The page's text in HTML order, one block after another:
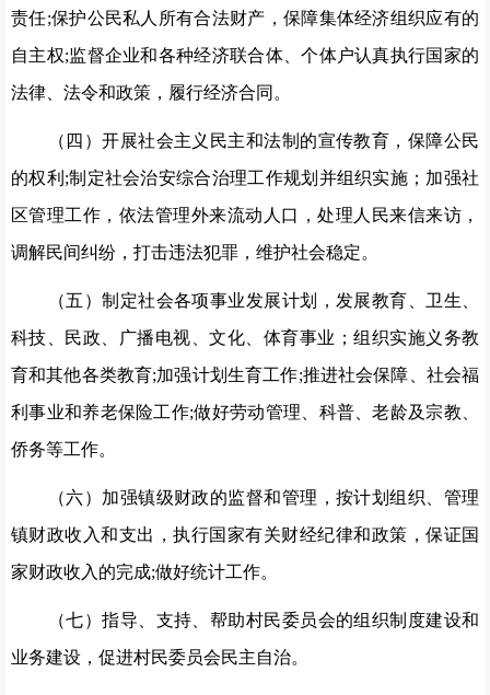
责任;保护公民私人所有合法财产，保障集体经济组织应有的
自主权;监督企业和各种经济联合体、个体户认真执行国家的
法律、法令和政策，履行经济合同。
（四）开展社会主义民主和法制的宣传教育，保障公民
的权利;制定社会治安综合治理工作规划并组织实施；加强社
区管理工作，依法管理外来流动人口，处理人民来信来访，
调解民间纠纷，打击违法犯罪，维护社会稳定。
（五）制定社会各项事业发展计划，发展教育、卫生、
科技、民政、广播电视、文化、体育事业；组织实施义务教
育和其他各类教育;加强计划生育工作;推进社会保障、社会福
利事业和养老保险工作;做好劳动管理、科普、老龄及宗教、
侨务等工作。
（六）加强镇级财政的监督和管理，按计划组织、管理
镇财政收入和支出，执行国家有关财经纪律和政策，保证国
家财政收入的完成;做好统计工作。
（七）指导、支持、帮助村民委员会的组织制度建设和
业务建设，促进村民委员会民主自治。